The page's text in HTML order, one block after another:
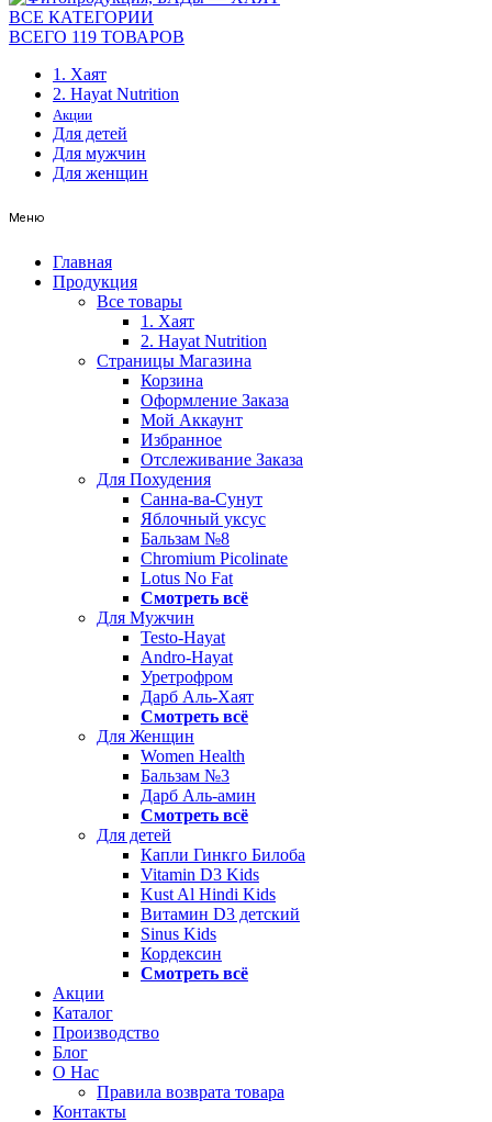
ВСЕ КАТЕГОРИИ
ВСЕГО 119 ТОВАРОВ
1. Хаят
2. Hayat Nutrition
Акции
Для детей
Для мужчин
Для женщин
Меню
Главная
Продукция
Все товары
1. Хаят
2. Hayat Nutrition
Страницы Магазина
Корзина
Оформление Заказа
Мой Аккаунт
Избранное
Отслеживание Заказа
Для Похудения
Санна-ва-Сунут
Яблочный уксус
Бальзам №8
Chromium Picolinate
Lotus No Fat
Смотреть всё
Для Мужчин
Testo-Hayat
Andro-Hayat
Уретрофром
Дарб Аль-Хаят
Смотреть всё
Для Женщин
Women Health
Бальзам №3
Дарб Аль-амин
Смотреть всё
Для детей
Капли Гинкго Билоба
Vitamin D3 Kids
Kust Al Hindi Kids
Витамин D3 детский
Sinus Kids
Кордексин
Смотреть всё
Акции
Каталог
Производство
Блог
О Нас
Правила возврата товара
Контакты